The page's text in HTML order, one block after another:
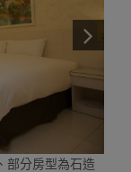
部分房型為石造